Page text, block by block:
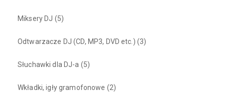
Miksery DJ (5)
Odtwarzacze DJ (CD, MP3, DVD etc.) (3)
Słuchawki dla DJ-a (5)
Wkładki, igły gramofonowe (2)